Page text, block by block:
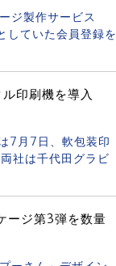
ジ製作サービス
していた会員登録を
ル印刷機を導入
7月7日、軟包装印
社は千代田グラビ
ージ第3弾を数量